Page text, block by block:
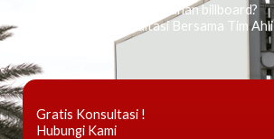
Ingin tahu tentang periklanan billboard?
Kami Berikan Konsultasi Bersama Tim Ahli
Gratis Konsultasi !
Hubungi Kami